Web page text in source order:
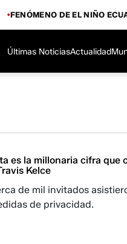
FENÓMENO DE EL NIÑO
Últimas NoticiasActualidad
es la millonaria cifra que
Kelce
de mil invitados
de privacidad.